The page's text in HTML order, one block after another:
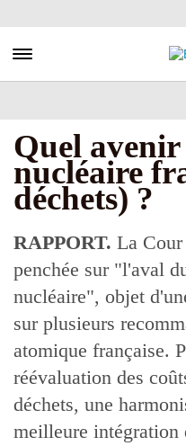
au
principal
Toggle navigation
Quel
nucléaire
déchets) ?
RAPPORT. La Cour
penchée sur "l'aval
nucléaire", objet
sur plusieurs
atomique française.
réévaluation des
déchets, une
meilleure intégration